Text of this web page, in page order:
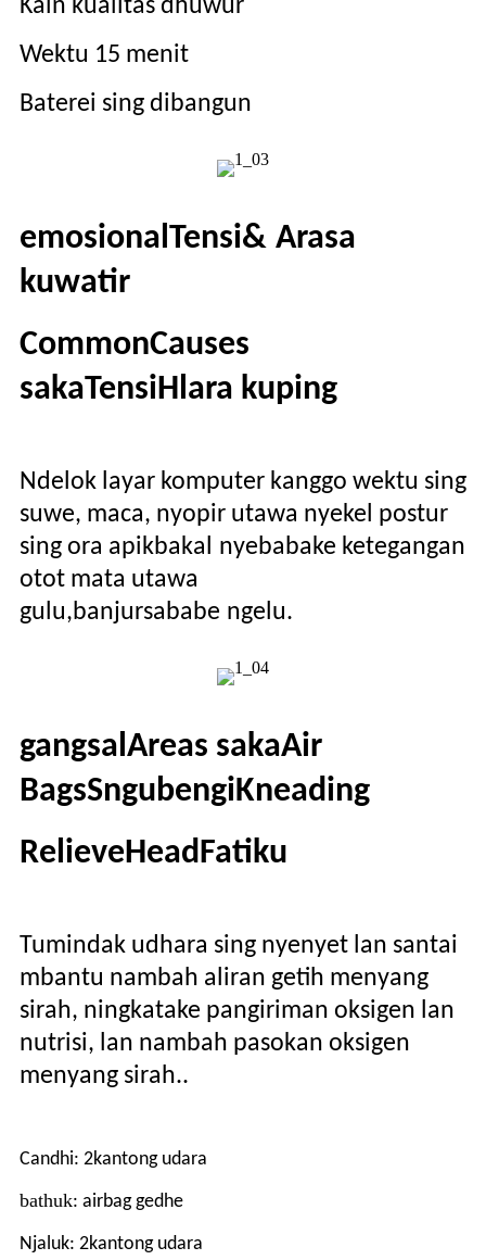
Kain kualitas dhuwur
Wektu 15 menit
Baterei sing dibangun
emosionalTensi& Arasa
kuwatir
CommonCauses
sakaTensiHlara kuping
Ndelok layar komputer kanggo wektu sing
suwe, maca, nyopir utawa nyekel postur
sing ora apikbakal nyebabake ketegangan
otot mata utawa
gulu,banjursababe ngelu.
gangsalAreas sakaAir
BagsSngubengiKneading
RelieveHeadFatiku
Tumindak udhara sing nyenyet lan santai
mbantu nambah aliran getih menyang
sirah, ningkatake pangiriman oksigen lan
nutrisi, lan nambah pasokan oksigen
menyang sirah..
Candhi: 2kantong udara
bathuk: airbag gedhe
Njaluk: 2kantong udara